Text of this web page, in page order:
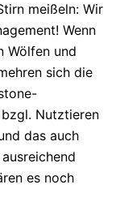
meißeln: Wir
Wenn
Wölfen und
sich die
Nutztieren
das auch
es noch